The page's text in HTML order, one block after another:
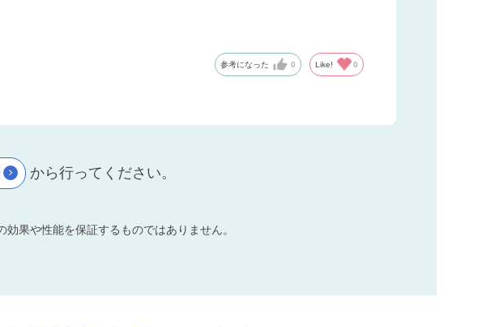
参考になった 0 Like! 0
から行ってください。
果や性能を保証するものではありません。